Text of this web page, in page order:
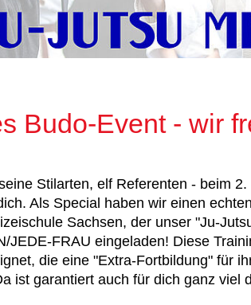
Budo-Event - wir
Stilarten, elf Referenten - beim
Als Special haben wir einen
Sachsen, der unser "Ju-
JEDE-FRAU eingeladen! Diese
die eine "Extra-Fortbildung" für
ist garantiert auch für dich ganz viel